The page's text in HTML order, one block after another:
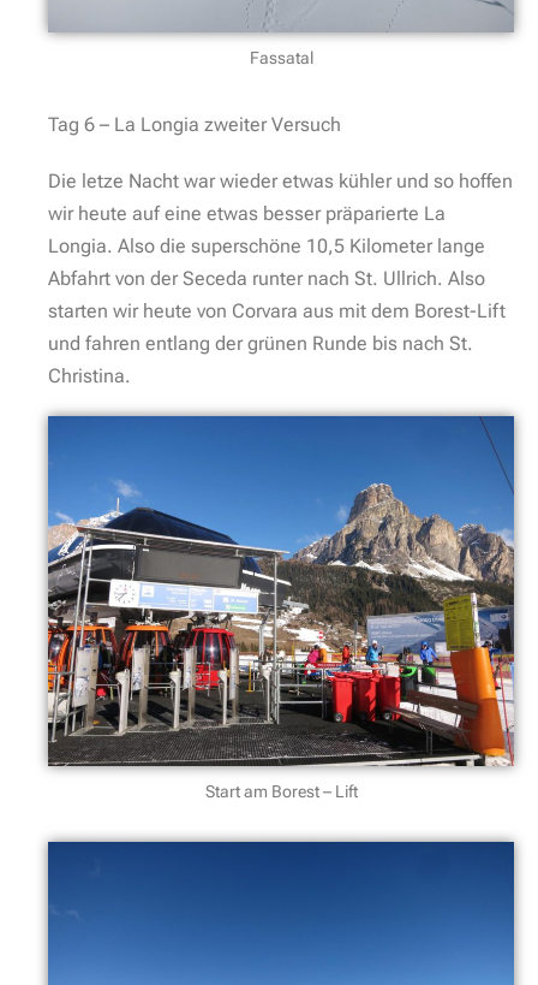
Fassatal
Tag 6 – La Longia zweiter Versuch
Die letze Nacht war wieder etwas kühler und so hoffen
wir heute auf eine etwas besser präparierte La
Longia. Also die superschöne 10,5 Kilometer lange
Abfahrt von der Seceda runter nach St. Ullrich. Also
starten wir heute von Corvara aus mit dem Borest-Lift
und fahren entlang der grünen Runde bis nach St.
Christina.
Start am Borest – Lift